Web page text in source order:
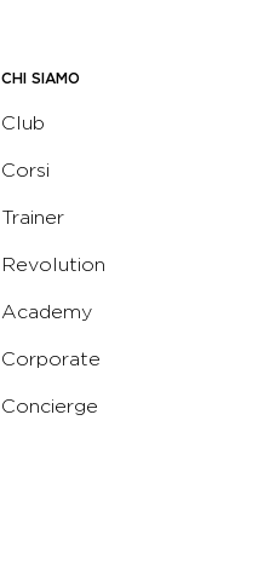
CHI SIAMO
Club
Corsi
Trainer
Revolution
Academy
Corporate
Concierge